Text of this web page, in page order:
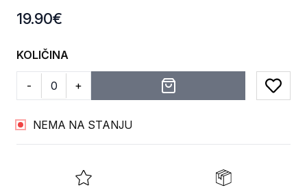
Product information
19.90€
KOLIČINA
- +
Add
NEMA NA STANJU